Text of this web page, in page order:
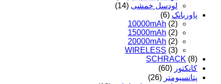
لودسل خمشی (14)
پاوربانک (6)
10000mAh (2)
15000mAh (2)
20000mAh (2)
WIRELESS (3)
SCHRACK (8)
کانکتور (60)
پتانسیومتر (26)